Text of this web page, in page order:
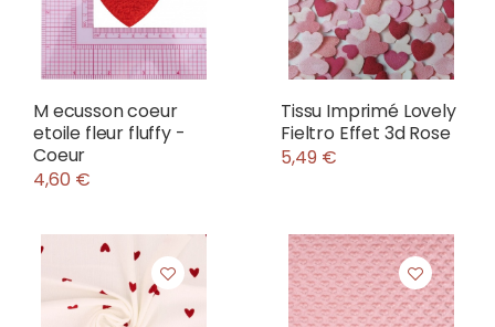
M ecusson coeur
etoile fleur fluffy -
Coeur
4,60 €
Tissu Imprimé Lovely
Fieltro Effet 3d Rose
5,49 €